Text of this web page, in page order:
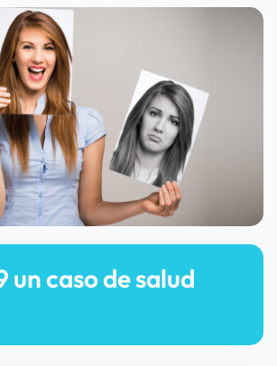
un caso de salud